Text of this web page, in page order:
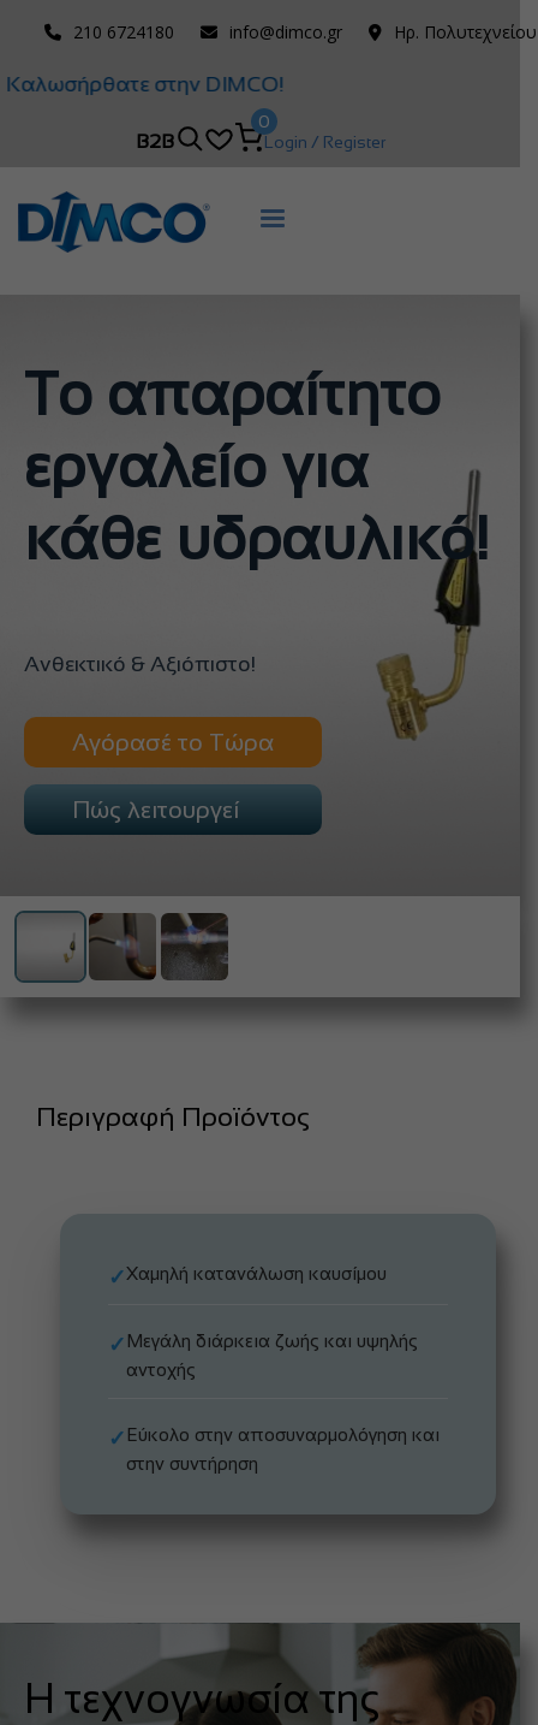
210 6724180 info@dimco.gr Ηρ.
Καλωσήρθατε στην DIMCO!
B2B
0
Login / Register
Το απαραίτητο
εργαλείο για
κάθε υδραυλικό!
Ανθεκτικό & Αξιόπιστο!
Αγόρασέ το Τώρα
Πώς λειτουργεί
Περιγραφή Προϊόντος
✓Χαμηλή κατανάλωση καυσίμου
✓ Μεγάλη διάρκεια ζωής και υψηλής
αντοχής
✓ Εύκολο στην αποσυναρμολόγηση και
στην συντήρηση
Η τεχνογνωσία της